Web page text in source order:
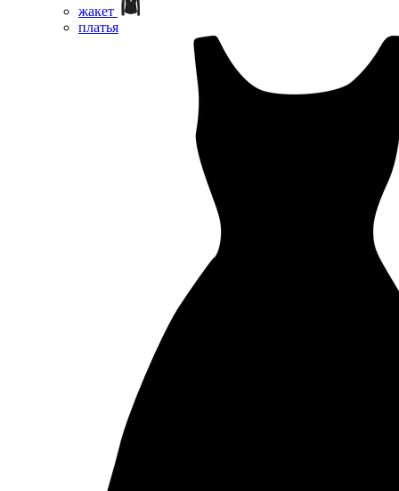
жакет
платья